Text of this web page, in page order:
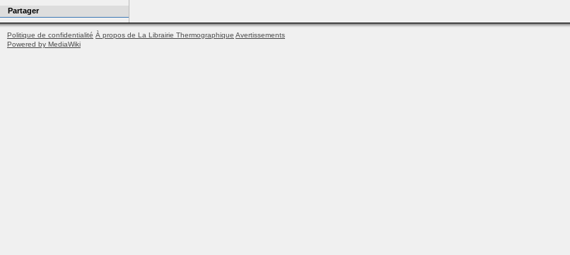
Partager
Politique de confidentialité À propos de La Librairie Thermographique Avertissements
Powered by MediaWiki